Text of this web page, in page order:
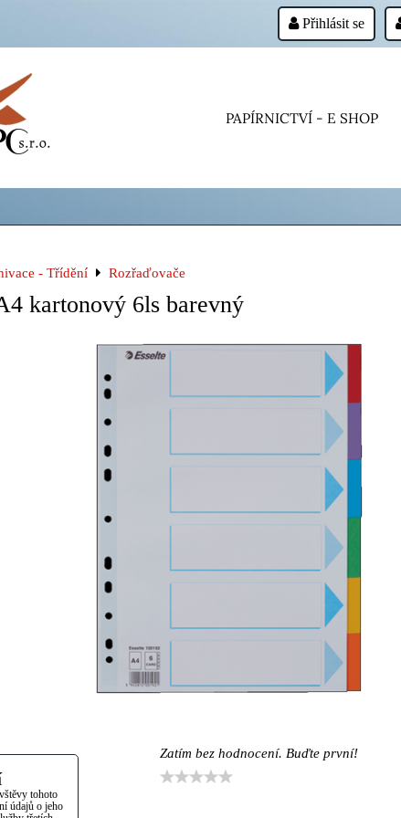
Přihlásit se
PAPÍRNICTVÍ - E SHOP
- Třídění Rozřaďovače
kartonový 6ls barevný
Zatím bez hodnocení. Buďte první!
tohoto
údajů o jeho